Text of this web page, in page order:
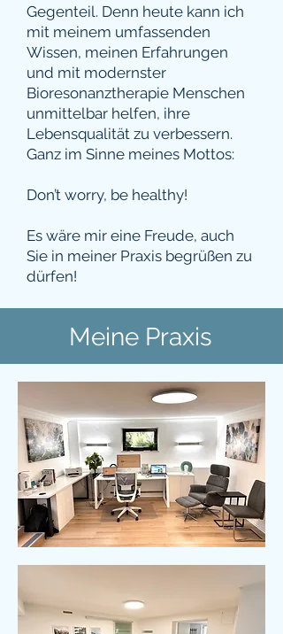
Gegenteil. Denn heute kann ich
mit meinem umfassenden
Wissen, meinen Erfahrungen
und mit modernster
Bioresonanztherapie Menschen
unmittelbar helfen, ihre
Lebensqualität zu verbessern.
Ganz im Sinne meines Mottos:
Don’t worry, be healthy!
Es wäre mir eine Freude, auch
Sie in meiner Praxis begrüßen zu
dürfen!
Meine Praxis